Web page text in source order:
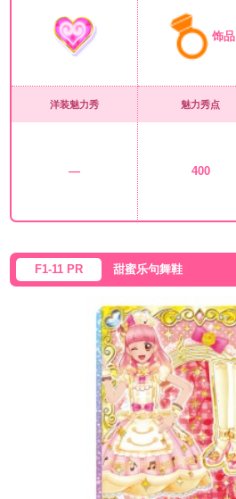
饰品
洋装魅力秀
—
魅力秀点
400
F1-11 PR 甜蜜乐句舞鞋